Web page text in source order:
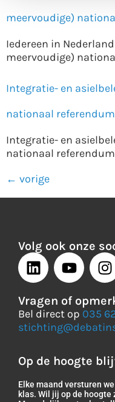
meervoudige)
Iedereen in
meervoudige)
Integratie- en
nationaal
Integratie- en
nationaal
← vorige
Volg ook onze
Vragen of
Bel direct op 035
Op de hoogte
Elke maand versturen
klas. Wil jij op de